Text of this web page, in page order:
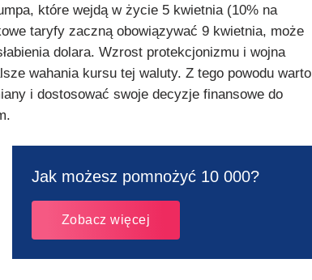
które wejdą w życie 5 kwietnia (10% na
taryfy zaczną obowiązywać 9 kwietnia, może
dolara. Wzrost protekcjonizmu i wojna
wahania kursu tej waluty. Z tego powodu warto
i dostosować swoje decyzje finansowe do
Jak możesz pomnożyć 10 000?
Zobacz więcej